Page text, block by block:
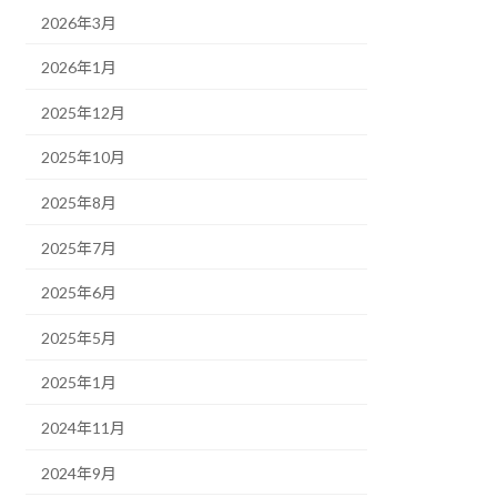
2026年3月
2026年1月
2025年12月
2025年10月
2025年8月
2025年7月
2025年6月
2025年5月
2025年1月
2024年11月
2024年9月